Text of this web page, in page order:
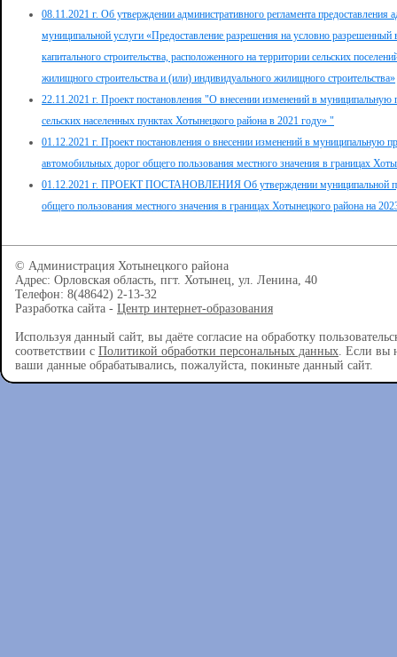
08.11.2021 г. Об утверждении административного регламента
муниципальной услуги «Предоставление разрешения на условно разрешенный
капитального строительства, расположенного на территории сельских
жилищного строительства и (или) индивидуального жилищного строительства»
22.11.2021 г. Проект постановления "О внесении изменений в
сельских населенных пунктах Хотынецкого района в 2021 году» "
01.12.2021 г. Проект постановления о внесении изменений в муниципальную
автомобильных дорог общего пользования местного значения в границах
01.12.2021 г. ПРОЕКТ ПОСТАНОВЛЕНИЯ Об утверждении муниципальной
общего пользования местного значения в границах Хотынецкого района на
© Администрация Хотынецкого района
Адрес: Орловская область, пгт. Хотынец, ул. Ленина, 40
Телефон: 8(48642) 2-13-32
Разработка сайта - Центр интернет-образования
Используя данный сайт, вы даёте согласие на обработку
соответствии с Политикой обработки персональных данных. Если вы
ваши данные обрабатывались, пожалуйста, покиньте данный сайт.